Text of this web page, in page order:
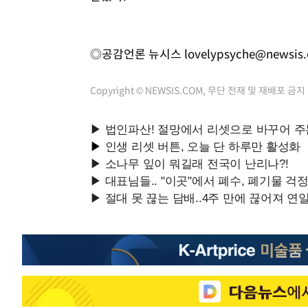
◎공감언론 뉴시스
Copyright © NEWSIS.COM, 무단 전재 및 재배포 금지